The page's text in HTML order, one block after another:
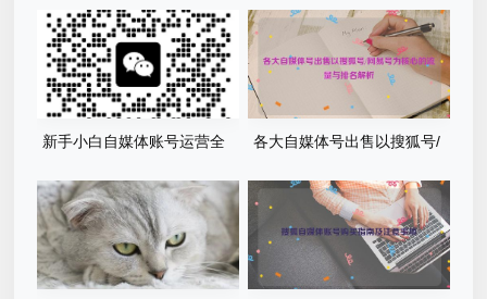
新手小白自媒体账号运营全
账号网易搜索知乎百家号
各大自媒体号出售以搜狐号/
析